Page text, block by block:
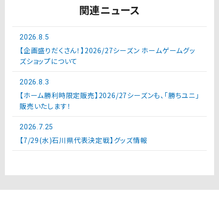
関連ニュース
2026.8.5
【企画盛りだくさん！】2026/27シーズン ホームゲームグッ
ズショップについて
2026.8.3
【ホーム勝利時限定販売】2026/27シーズンも、「勝ちユニ」
販売いたします！
2026.7.25
【7/29(水)石川県代表決定戦】グッズ情報